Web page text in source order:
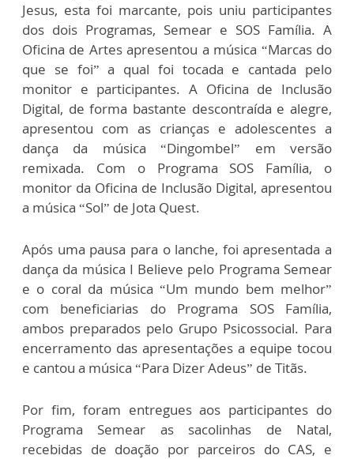
Jesus, esta foi marcante, pois uniu participantes
dos dois Programas, Semear e SOS Família. A
Oficina de Artes apresentou a música “Marcas do
que se foi” a qual foi tocada e cantada pelo
monitor e participantes. A Oficina de Inclusão
Digital, de forma bastante descontraída e alegre,
apresentou com as crianças e adolescentes a
dança da música “Dingombel” em versão
remixada. Com o Programa SOS Família, o
monitor da Oficina de Inclusão Digital, apresentou
a música “Sol” de Jota Quest.
Após uma pausa para o lanche, foi apresentada a
dança da música I Believe pelo Programa Semear
e o coral da música “Um mundo bem melhor”
com beneficiarias do Programa SOS Família,
ambos preparados pelo Grupo Psicossocial. Para
encerramento das apresentações a equipe tocou
e cantou a música “Para Dizer Adeus” de Titãs.
Por fim, foram entregues aos participantes do
Programa Semear as sacolinhas de Natal,
recebidas de doação por parceiros do CAS, e